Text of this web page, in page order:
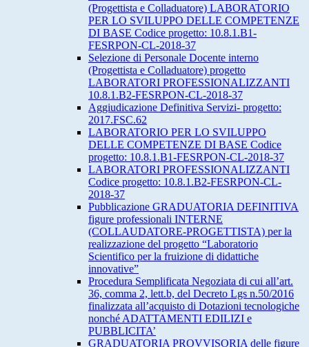
(Progettista e Colladuatore) LABORATORIO
PER LO SVILUPPO DELLE COMPETENZE
DI BASE Codice progetto: 10.8.1.B1-
FESRPON-CL-2018-37
Selezione di Personale Docente interno
(Progettista e Colladuatore) progetto
LABORATORI PROFESSIONALIZZANTI
10.8.1.B2-FESRPON-CL-2018-37
Aggiudicazione Definitiva Servizi- progetto:
2017.FSC.62
LABORATORIO PER LO SVILUPPO
DELLE COMPETENZE DI BASE Codice
progetto: 10.8.1.B1-FESRPON-CL-2018-37
LABORATORI PROFESSIONALIZZANTI
Codice progetto: 10.8.1.B2-FESRPON-CL-
2018-37
Pubblicazione GRADUATORIA DEFINITIVA
figure professionali INTERNE
(COLLAUDATORE-PROGETTISTA) per la
realizzazione del progetto “Laboratorio
Scientifico per la fruizione di didattiche
innovative”
Procedura Semplificata Negoziata di cui all’art.
36, comma 2, lett.b, del Decreto Lgs n.50/2016
finalizzata all’acquisto di Dotazioni tecnologiche
nonché ADATTAMENTI EDILIZI e
PUBBLICITA’
GRADUATORIA PROVVISORIA delle figure